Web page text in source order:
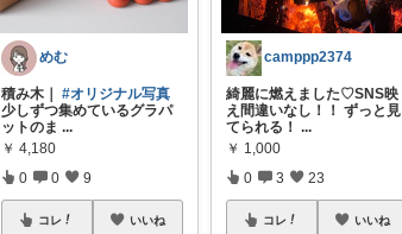
めむ
積み木｜#オリジナル写真
少しずつ集めているグラパ
ットのま ...
￥ 4,180
0 0 9
コレ いいね
camppp2374
綺麗に燃えました♡SNS映
え間違いなし！！ ずっと見
てられる！ ...
￥ 1,000
0 3 23
コレ いいね